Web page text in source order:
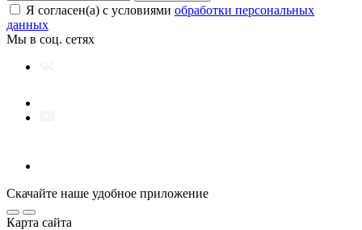
Я согласен(а) с условиями обработки персональных
данных
Мы в соц. сетях
Скачайте наше удобное приложение
Карта сайта